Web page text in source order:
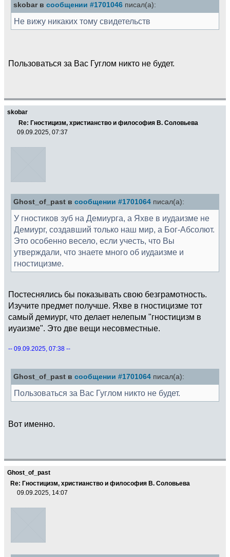
skobar в сообщении #1701046 писал(а):
Не вижу никаких тому свидетельств
Пользоваться за Вас Гуглом никто не будет.
skobar
Re: Гностицизм, христианство и философия В. Соловьева
09.09.2025, 07:37
Ghost_of_past в сообщении #1701064 писал(а):
У гностиков зуб на Демиурга, а Яхве в иудаизме не
Демиург, создавший только наш мир, а Бог-Абсолют.
Это особенно весело, если учесть, что Вы
утверждали, что знаете много об иудаизме и
гностицизме.
Постеснялись бы показывать свою безграмотность.
Изучите предмет получше. Яхве в гностицизме тот
самый демиург, что делает нелепым "гностицизм в
иуаизме". Это две вещи несовместные.
-- 09.09.2025, 07:38 --
Ghost_of_past в сообщении #1701064 писал(а):
Пользоваться за Вас Гуглом никто не будет.
Вот именно.
Ghost_of_past
Re: Гностицизм, христианство и философия В. Соловьева
09.09.2025, 14:07